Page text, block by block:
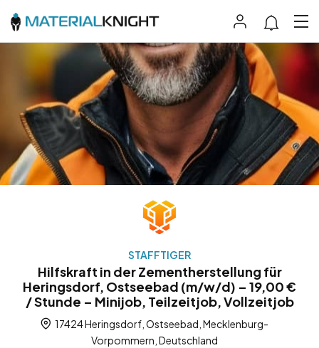
STAFFTIGER
Hilfskraft in der Zementherstellung für
Heringsdorf, Ostseebad (m/w/d) – 19,00 €
/ Stunde – Minijob, Teilzeitjob, Vollzeitjob
17424 Heringsdorf, Ostseebad, Mecklenburg-
Vorpommern, Deutschland